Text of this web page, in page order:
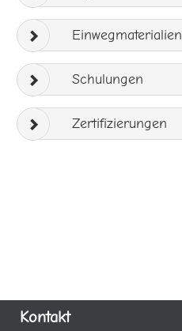
Einwegmaterialien
Schulungen
Zertifizierungen
Kontakt